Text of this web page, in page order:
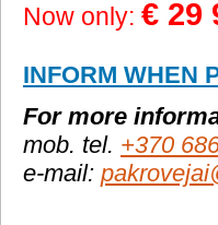
Now only: € 29
INFORM WHEN
For more
mob. tel. +370
e-mail: